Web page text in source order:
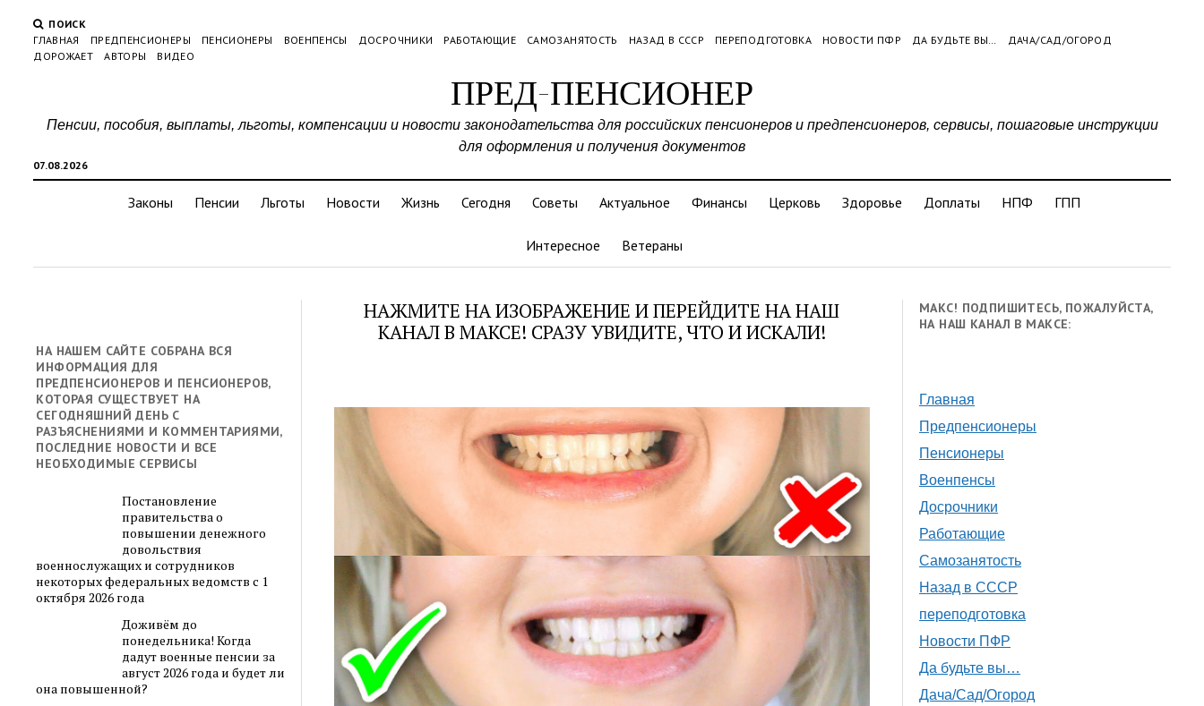
ПОИСК
ГЛАВНАЯ
ПРЕДПЕНСИОНЕРЫ ПЕНСИОНЕРЫ ВОЕНПЕНСЫ ДОСРОЧНИКИ РАБОТАЮЩИЕ САМОЗАНЯТОСТЬ НАЗАД В СССР ПЕРЕПОДГОТОВКА НОВОСТИ ПФР ДА БУДЬТЕ ВЫ…
ДАЧА/САД/ОГОРОД
ДОРОЖАЕТ
АВТОРЫ ВИДЕО
ПРЕД-ПЕНСИОНЕР
07.08.2026
Пенсии, пособия, выплаты, льготы, компенсации и новости законодательства для российских пенсионеров и предпенсионеров, сервисы, пошаговые инструкции
для оформления и получения документов
Законы Пенсии Льготы Новости Жизнь Сегодня Советы Актуальное Финансы Церковь Здоровье Доплаты НПФ ГПП
Интересное Ветераны
НА НАШЕМ САЙТЕ СОБРАНА ВСЯ
ИНФОРМАЦИЯ ДЛЯ
ПРЕДПЕНСИОНЕРОВ И ПЕНСИОНЕРОВ,
КОТОРАЯ СУЩЕСТВУЕТ НА
СЕГОДНЯШНИЙ ДЕНЬ С
РАЗЪЯСНЕНИЯМИ И КОММЕНТАРИЯМИ,
ПОСЛЕДНИЕ НОВОСТИ И ВСЕ
НЕОБХОДИМЫЕ СЕРВИСЫ
Постановление
правительства о
повышении денежного
довольствия
военнослужащих и сотрудников
некоторых федеральных ведомств с 1
октября 2026 года
Доживём до
понедельника! Когда
дадут военные пенсии за
август 2026 года и будет ли
она повышенной?
НАЖМИТЕ НА ИЗОБРАЖЕНИЕ И ПЕРЕЙДИТЕ НА НАШ
КАНАЛ В МАКСЕ! СРАЗУ УВИДИТЕ, ЧТО И ИСКАЛИ!
МАКС! ПОДПИШИТЕСЬ, ПОЖАЛУЙСТА,
НА НАШ КАНАЛ В МАКСЕ:
Главная
Предпенсионеры
Пенсионеры
Военпенсы
Досрочники
Работающие
Самозанятость
Назад в СССР
переподготовка
Новости ПФР
Да будьте вы…
Дача/Сад/Огород